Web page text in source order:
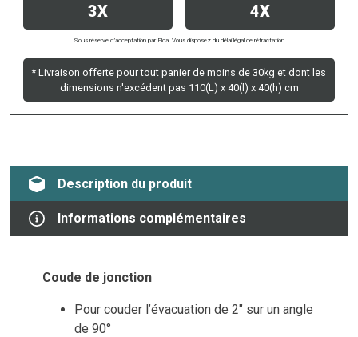
3X 4X
Sous réserve d’acceptation par Floa. Vous disposez du délai légal de rétractation
* Livraison offerte pour tout panier de moins de 30kg et dont les
dimensions n'excédent pas 110(L) x 40(l) x 40(h) cm
Description du produit
Informations complémentaires
Coude de jonction
Pour couder l’évacuation de 2" sur un angle
de 90°